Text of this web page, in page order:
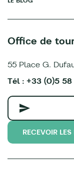
Office de
55 Place G.
Tél : +33 (0)5
RECEVOIR